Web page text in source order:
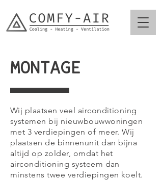
MONTAGE
Wij plaatsen veel airconditioning
systemen bij nieuwbouwwoningen
met 3 verdiepingen of meer. Wij
plaatsen de binnenunit dan bijna
altijd op zolder, omdat het
airconditioning systeem dan
minstens twee verdiepingen koelt.